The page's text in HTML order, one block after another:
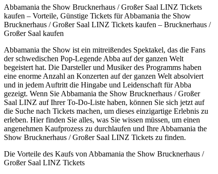
Abbamania the Show Brucknerhaus / Großer Saal LINZ Tickets
kaufen – Vorteile, Günstige Tickets für Abbamania the Show
Brucknerhaus / Großer Saal LINZ Tickets kaufen – Brucknerhaus /
Großer Saal kaufen
Abbamania the Show ist ein mitreißendes Spektakel, das die Fans
der schwedischen Pop-Legende Abba auf der ganzen Welt
begeistert hat. Die Darsteller und Musiker des Programms haben
eine enorme Anzahl an Konzerten auf der ganzen Welt absolviert
und in jedem Auftritt die Hingabe und Leidenschaft für Abba
gezeigt. Wenn Sie Abbamania the Show Brucknerhaus / Großer
Saal LINZ auf Ihrer To-Do-Liste haben, können Sie sich jetzt auf
die Suche nach Tickets machen, um dieses einzigartige Erlebnis zu
erleben. Hier finden Sie alles, was Sie wissen müssen, um einen
angenehmen Kaufprozess zu durchlaufen und Ihre Abbamania the
Show Brucknerhaus / Großer Saal LINZ Tickets zu finden.
Die Vorteile des Kaufs von Abbamania the Show Brucknerhaus /
Großer Saal LINZ Tickets